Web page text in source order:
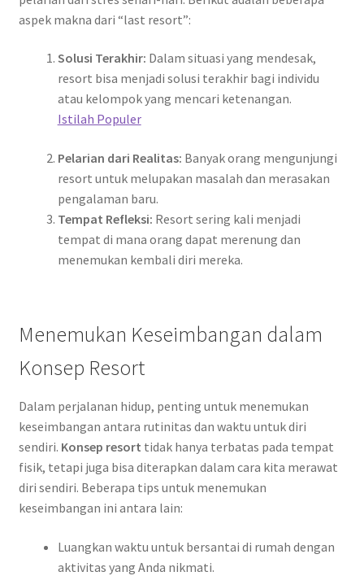
aspek makna dari “last resort”:
Solusi Terakhir: Dalam situasi yang mendesak,
resort bisa menjadi solusi terakhir bagi individu
atau kelompok yang mencari ketenangan.
Istilah Populer
Pelarian dari Realitas: Banyak orang mengunjungi
resort untuk melupakan masalah dan merasakan
pengalaman baru.
Tempat Refleksi: Resort sering kali menjadi
tempat di mana orang dapat merenung dan
menemukan kembali diri mereka.
Menemukan Keseimbangan dalam
Konsep Resort
Dalam perjalanan hidup, penting untuk menemukan
keseimbangan antara rutinitas dan waktu untuk diri
sendiri. Konsep resort tidak hanya terbatas pada tempat
fisik, tetapi juga bisa diterapkan dalam cara kita merawat
diri sendiri. Beberapa tips untuk menemukan
keseimbangan ini antara lain:
Luangkan waktu untuk bersantai di rumah dengan
aktivitas yang Anda nikmati.